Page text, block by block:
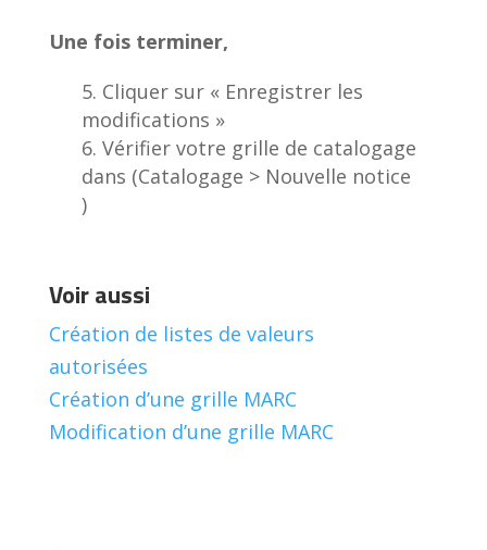
Une fois terminer,
Cliquer sur « Enregistrer les
modifications »
Vérifier votre grille de catalogage
dans (Catalogage > Nouvelle notice
)
Voir aussi
Création de listes de valeurs
autorisées
Création d’une grille MARC
Modification d’une grille MARC